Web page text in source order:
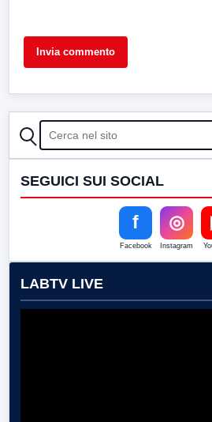
CERCA
SEGUICI SUI SOCIAL
f
Facebook
◎
Instagram
LABTV LIVE